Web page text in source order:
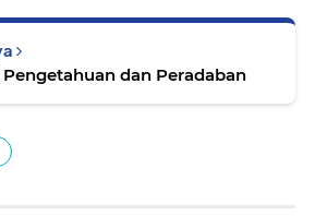
dan Peradaban